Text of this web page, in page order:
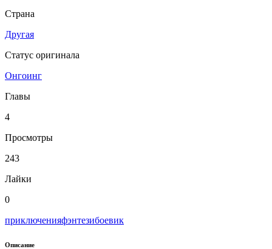
Страна
Другая
Статус оригинала
Онгоинг
Главы
4
Просмотры
243
Лайки
0
приключенияфэнтезибоевик
Описание